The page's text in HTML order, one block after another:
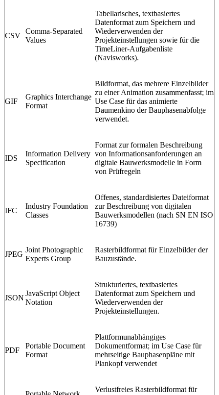
CSV
Comma-Separated
Values
Tabellarisches, textbasiertes
Datenformat zum Speichern und
Wiederverwenden der
Projekteinstellungen sowie für die
TimeLiner-Aufgabenliste
(Navisworks).
GIF
Graphics Interchange
Format
Bildformat, das mehrere Einzelbilder
zu einer Animation zusammenfasst; im
Use Case für das animierte
Daumenkino der Bauphasenabfolge
verwendet.
IDS
Information Delivery
Specification
Format zur formalen Beschreibung
von Informationsanforderungen an
digitale Bauwerksmodelle in Form
von Prüfregeln
IFC
Industry Foundation
Classes
Offenes, standardisiertes Dateiformat
zur Beschreibung von digitalen
Bauwerksmodellen (nach SN EN ISO
16739)
JPEG
Joint Photographic
Experts Group
Rasterbildformat für Einzelbilder der
Bauzustände.
JSON
JavaScript Object
Notation
Strukturiertes, textbasiertes
Datenformat zum Speichern und
Wiederverwenden der
Projekteinstellungen.
PDF
Portable Document
Format
Plattformunabhängiges
Dokumentformat; im Use Case für
mehrseitige Bauphasenpläne mit
Plankopf verwendet
Verlustfreies Rasterbildformat für